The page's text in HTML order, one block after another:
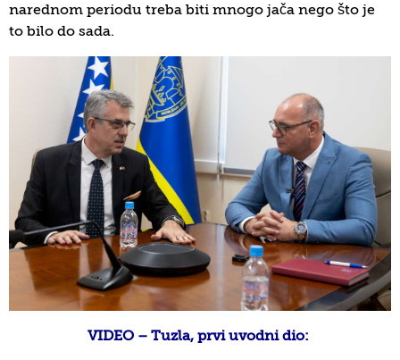
narednom periodu treba biti mnogo jača nego što je
to bilo do sada.
VIDEO – Tuzla, prvi uvodni dio: